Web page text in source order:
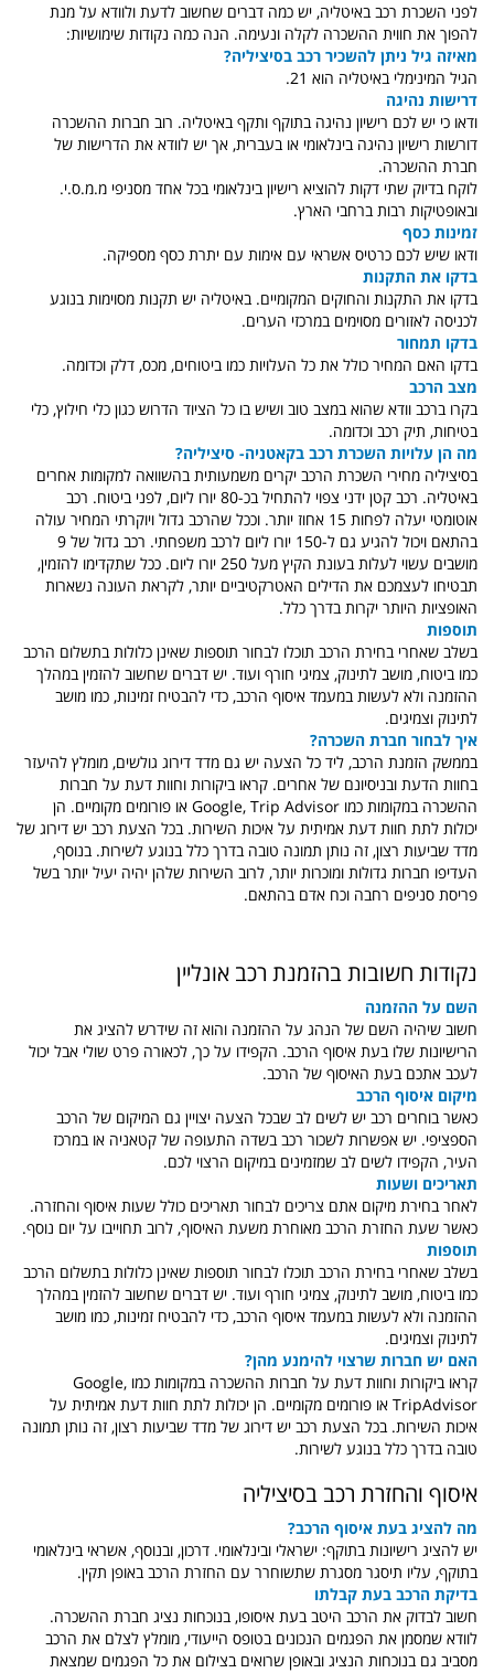
לפני השכרת רכב באיטליה, יש כמה דברים שחשוב לדעת ולוודא על מנת
להפוך את חווית ההשכרה לקלה ונעימה. הנה כמה נקודות שימושיות:
מאיזה גיל ניתן להשכיר רכב בסיציליה?
הגיל המינימלי באיטליה הוא 21.
דרישות נהיגה
ודאו כי יש לכם רישיון נהיגה בתוקף ותקף באיטליה. רוב חברות ההשכרה
דורשות רישיון נהיגה בינלאומי או בעברית, אך יש לוודא את הדרישות של
חברת ההשכרה.
לוקח בדיוק שתי דקות להוציא רישיון בינלאומי בכל אחד מסניפי מ.מ.ס.י.
ובאופטיקות רבות ברחבי הארץ.
זמינות כסף
ודאו שיש לכם כרטיס אשראי עם אימות עם יתרת כסף מספיקה.
בדקו את התקנות
בדקו את התקנות והחוקים המקומיים. באיטליה יש תקנות מסוימות בנוגע
לכניסה לאזורים מסוימים במרכזי הערים.
בדקו תמחור
בדקו האם המחיר כולל את כל העלויות כמו ביטוחים, מכס, דלק וכדומה.
מצב הרכב
בקרו ברכב וודא שהוא במצב טוב ושיש בו כל הציוד הדרוש כגון כלי חילוץ, כלי
בטיחות, תיק רכב וכדומה.
מה הן עלויות השכרת רכב בקאטניה- סיציליה?
בסיציליה מחירי השכרת הרכב יקרים משמעותית בהשוואה למקומות אחרים
באיטליה. רכב קטן ידני צפוי להתחיל בכ-80 יורו ליום, לפני ביטוח. רכב
אוטומטי יעלה לפחות 15 אחוז יותר. וככל שהרכב גדול ויוקרתי המחיר עולה
בהתאם ויכול להגיע גם ל-150 יורו ליום לרכב משפחתי. רכב גדול של 9
מושבים עשוי לעלות בעונת הקיץ מעל 250 יורו ליום. ככל שתקדימו להזמין,
תבטיחו לעצמכם את הדילים האטרקטיביים יותר, לקראת העונה נשארות
האופציות היותר יקרות בדרך כלל.
תוספות
בשלב שאחרי בחירת הרכב תוכלו לבחור תוספות שאינן כלולות בתשלום הרכב
כמו ביטוח, מושב לתינוק, צמיגי חורף ועוד. יש דברים שחשוב להזמין במהלך
ההזמנה ולא לעשות במעמד איסוף הרכב, כדי להבטיח זמינות, כמו מושב
לתינוק וצמיגים.
איך לבחור חברת השכרה?
בממשק הזמנת הרכב, ליד כל הצעה יש גם מדד דירוג גולשים, מומלץ להיעזר
בחוות הדעת ובניסיונם של אחרים. קראו ביקורות וחוות דעת על חברות
ההשכרה במקומות כמו Google, Trip Advisor או פורומים מקומיים. הן
יכולות לתת חוות דעת אמיתית על איכות השירות. בכל הצעת רכב יש דירוג של
מדד שביעות רצון, זה נותן תמונה טובה בדרך כלל בנוגע לשירות. בנוסף,
העדיפו חברות גדולות ומוכרות יותר, לרוב השירות שלהן יהיה יעיל יותר בשל
פריסת סניפים רחבה וכח אדם בהתאם.
נקודות חשובות בהזמנת רכב אונליין
השם על ההזמנה
חשוב שיהיה השם של הנהג על ההזמנה והוא זה שידרש להציג את
הרישיונות שלו בעת איסוף הרכב. הקפידו על כך, לכאורה פרט שולי אבל יכול
לעכב אתכם בעת האיסוף של הרכב.
מיקום איסוף הרכב
כאשר בוחרים רכב יש לשים לב שבכל הצעה יצויין גם המיקום של הרכב
הספציפי. יש אפשרות לשכור רכב בשדה התעופה של קטאניה או במרכז
העיר, הקפידו לשים לב שמזמינים במיקום הרצוי לכם.
תאריכים ושעות
לאחר בחירת מיקום אתם צריכים לבחור תאריכים כולל שעות איסוף והחזרה.
כאשר שעת החזרת הרכב מאוחרת משעת האיסוף, לרוב תחוייבו על יום נוסף.
תוספות
בשלב שאחרי בחירת הרכב תוכלו לבחור תוספות שאינן כלולות בתשלום הרכב
כמו ביטוח, מושב לתינוק, צמיגי חורף ועוד. יש דברים שחשוב להזמין במהלך
ההזמנה ולא לעשות במעמד איסוף הרכב, כדי להבטיח זמינות, כמו מושב
לתינוק וצמיגים.
האם יש חברות שרצוי להימנע מהן?
קראו ביקורות וחוות דעת על חברות ההשכרה במקומות כמו Google,
TripAdvisor או פורומים מקומיים. הן יכולות לתת חוות דעת אמיתית על
איכות השירות. בכל הצעת רכב יש דירוג של מדד שביעות רצון, זה נותן תמונה
טובה בדרך כלל בנוגע לשירות.
איסוף והחזרת רכב בסיציליה
מה להציג בעת איסוף הרכב?
יש להציג רישיונות בתוקף: ישראלי ובינלאומי. דרכון, ובנוסף, אשראי בינלאומי
בתוקף, עליו תיסגר מסגרת שתשוחרר עם החזרת הרכב באופן תקין.
בדיקת הרכב בעת קבלתו
חשוב לבדוק את הרכב היטב בעת איסופו, בנוכחות נציג חברת ההשכרה.
לוודא שמסמן את הפגמים הנכונים בטופס הייעודי, מומלץ לצלם את הרכב
מסביב גם בנוכחות הנציג ובאופן שרואים בצילום את כל הפגמים שמצאת